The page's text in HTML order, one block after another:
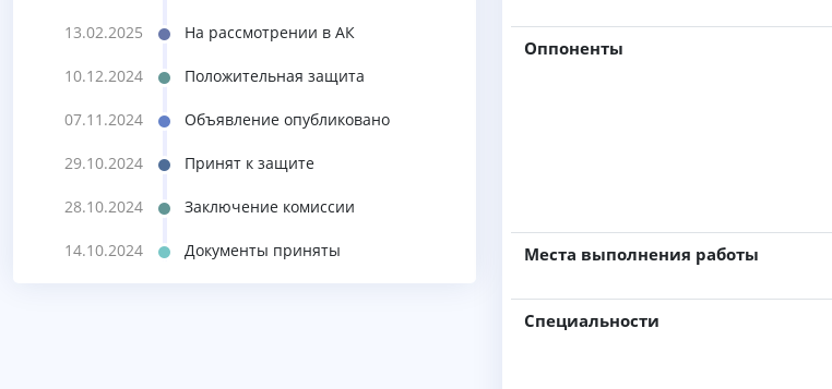
13.02.2025 На рассмотрении в АК
10.12.2024 Положительная защита
07.11.2024 Объявление опубликовано
29.10.2024 Принят к защите
28.10.2024 Заключение комиссии
14.10.2024 Документы приняты
Оппоненты
Места выполнения работы
Специальности